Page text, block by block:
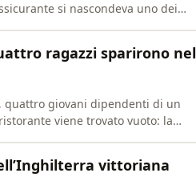
si nascondeva uno dei
ragazzi sparirono nel
quattro giovani dipendenti di un
viene trovato vuoto: la
vittoriana